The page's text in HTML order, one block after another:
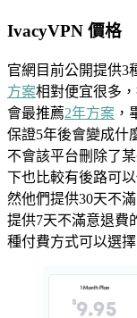
IvacyVPN 價格
官網目前公開提供3
方案相對便宜很多
會最推薦2年方案 ，
保證5年後會變成什
不會該平台刪除了
下也比較有後路可
然他們提供30天不
提供7天不滿意退費
種付費方式可以選擇